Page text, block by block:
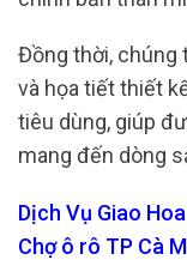
Đồng thời, chúng
và họa tiết thiết
tiêu dùng, giúp
mang đến dòng
Dịch Vụ Giao
Chợ ô rô TP Cà